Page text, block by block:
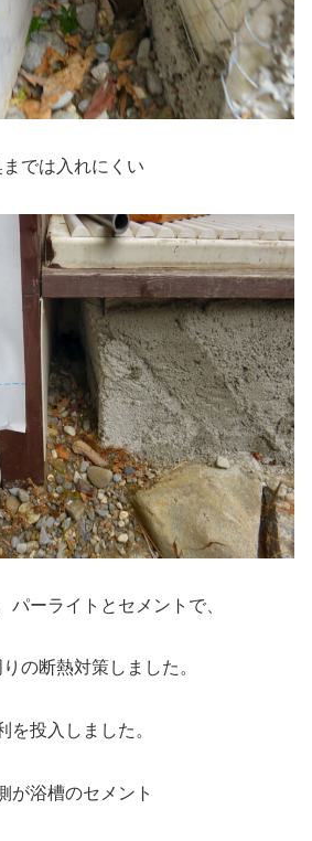
までは入れにくい
パーライトとセメントで、
の断熱対策しました。
を投入しました。
が浴槽のセメント